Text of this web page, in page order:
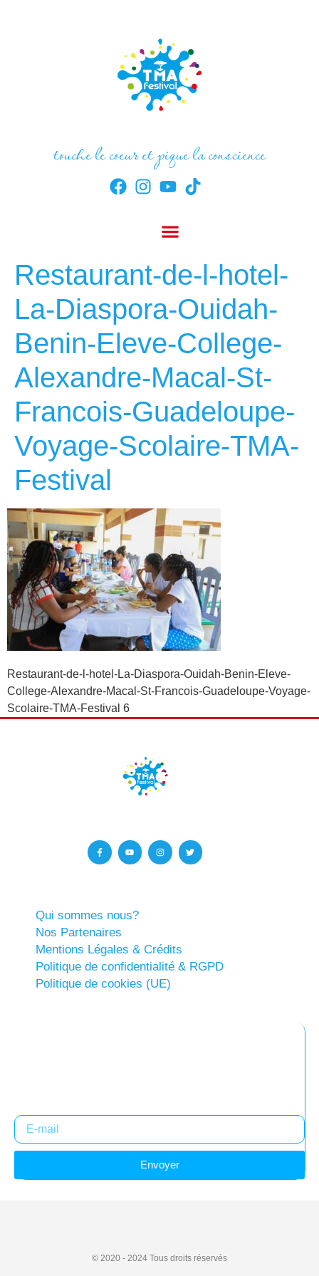
touche le coeur et pique la conscience
Restaurant-de-l-hotel-
La-Diaspora-Ouidah-
Benin-Eleve-College-
Alexandre-Macal-St-
Francois-Guadeloupe-
Voyage-Scolaire-TMA-
Festival
Restaurant-de-l-hotel-La-Diaspora-Ouidah-Benin-Eleve-
College-Alexandre-Macal-St-Francois-Guadeloupe-Voyage-
Scolaire-TMA-Festival 6
Qui sommes nous?
Nos Partenaires
Mentions Légales & Crédits
Politique de confidentialité & RGPD
Politique de cookies (UE)
Envoyer
© 2020 - 2024 Tous droits réservés